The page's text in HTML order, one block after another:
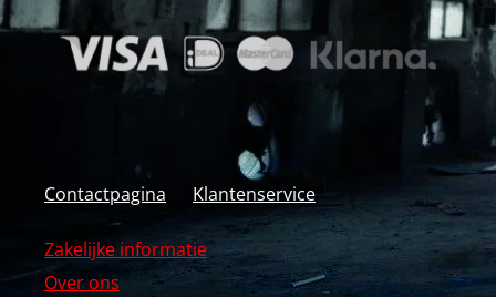
Contactpagina Klantenservice
Zakelijke informatie
Over ons